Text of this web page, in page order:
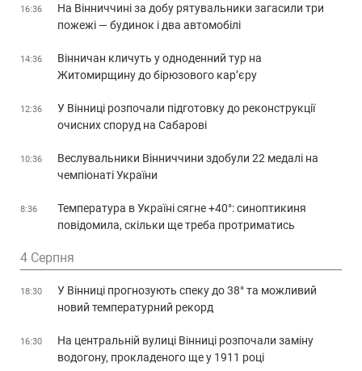
16:36
На Вінниччині за добу рятувальники загасили три
пожежі — будинок і два автомобілі
14:36
Вінничан кличуть у одноденний тур на
Житомирщину до бірюзового кар’єру
12:36
У Вінниці розпочали підготовку до реконструкції
очисних споруд на Сабарові
10:36
Веслувальники Вінниччини здобули 22 медалі на
чемпіонаті України
8:36
Температура в Україні сягне +40°: синоптикиня
повідомила, скільки ще треба протриматись
4 Серпня
18:30
У Вінниці прогнозують спеку до 38° та можливий
новий температурний рекорд
16:30
На центральній вулиці Вінниці розпочали заміну
водогону, прокладеного ще у 1911 році